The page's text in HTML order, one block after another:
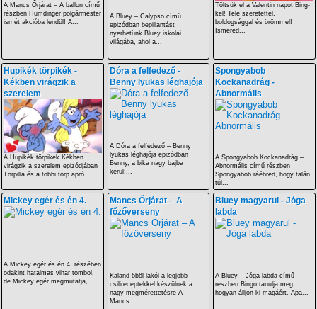
A Mancs Őrjárat – A ballon című
részben Humdinger polgármester
ismét akcióba lendül! A...
A Bluey – Calypso című
epizódban bepillantást
nyerhetünk Bluey iskolai
világába, ahol a...
Töltsük el a Valentin napot Bing-
kel! Tele szeretettel,
boldogsággal és örömmel!
Ismered...
Hupikék törpikék -
Kékben virágzik a
szerelem
A Hupikék törpikék Kékben
virágzik a szerelem epizódjában
Törpilla és a többi törp apró...
Dóra a felfedező -
Benny lyukas léghajója
A Dóra a felfedező – Benny
lyukas léghajója epizódban
Benny, a bika nagy bajba
kerül:...
Spongyabob
Kockanadrág -
Abnormális
A Spongyabob Kockanadrág –
Abnormális című részben
Spongyabob ráébred, hogy talán
túl...
Mickey egér és én 4.
A Mickey egér és én 4. részében
odakint hatalmas vihar tombol,
de Mickey egér megmutatja,...
Mancs Őrjárat – A
főzőverseny
Kaland-öböl lakói a legjobb
csilireceptekkel készülnek a
nagy megmérettetésre A
Mancs...
Bluey magyarul - Jóga
labda
A Bluey – Jóga labda című
részben Bingo tanulja meg,
hogyan álljon ki magáért. Apa...